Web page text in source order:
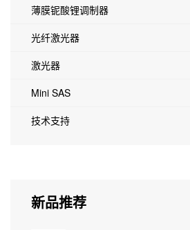
薄膜铌酸锂调制器
光纤激光器
激光器
Mini SAS
技术支持
新品推荐